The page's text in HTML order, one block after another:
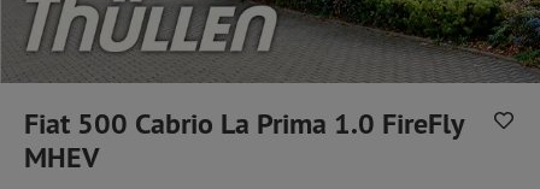
Fiat 500 Cabrio La Prima 1.0 FireFly
MHEV